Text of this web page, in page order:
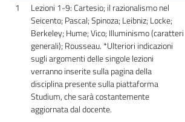
1
Lezioni 1-9: Cartesio; il razionalismo nel
Seicento; Pascal; Spinoza; Leibniz; Locke;
Berkeley; Hume; Vico; Illuminismo (caratteri
generali); Rousseau. *Ulteriori indicazioni
sugli argomenti delle singole lezioni
verranno inserite sulla pagina della
disciplina presente sulla piattaforma
Studium, che sarà costantemente
aggiornata dal docente.